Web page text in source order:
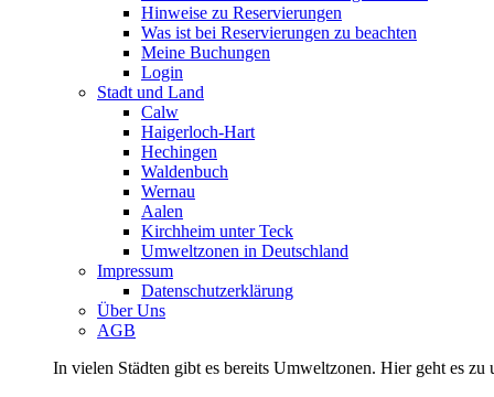
Hinweise zu Reservierungen
Was ist bei Reservierungen zu beachten
Meine Buchungen
Login
Stadt und Land
Calw
Haigerloch-Hart
Hechingen
Waldenbuch
Wernau
Aalen
Kirchheim unter Teck
Umweltzonen in Deutschland
Impressum
Datenschutzerklärung
Über Uns
AGB
In vielen Städten gibt es bereits Umweltzonen. Hier geht es zu